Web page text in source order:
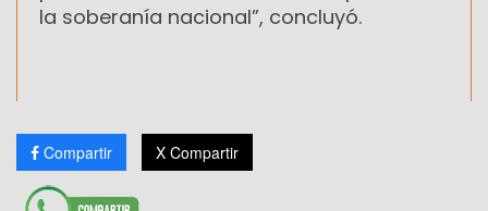
la soberanía nacional”, concluyó.
Compartir X Compartir